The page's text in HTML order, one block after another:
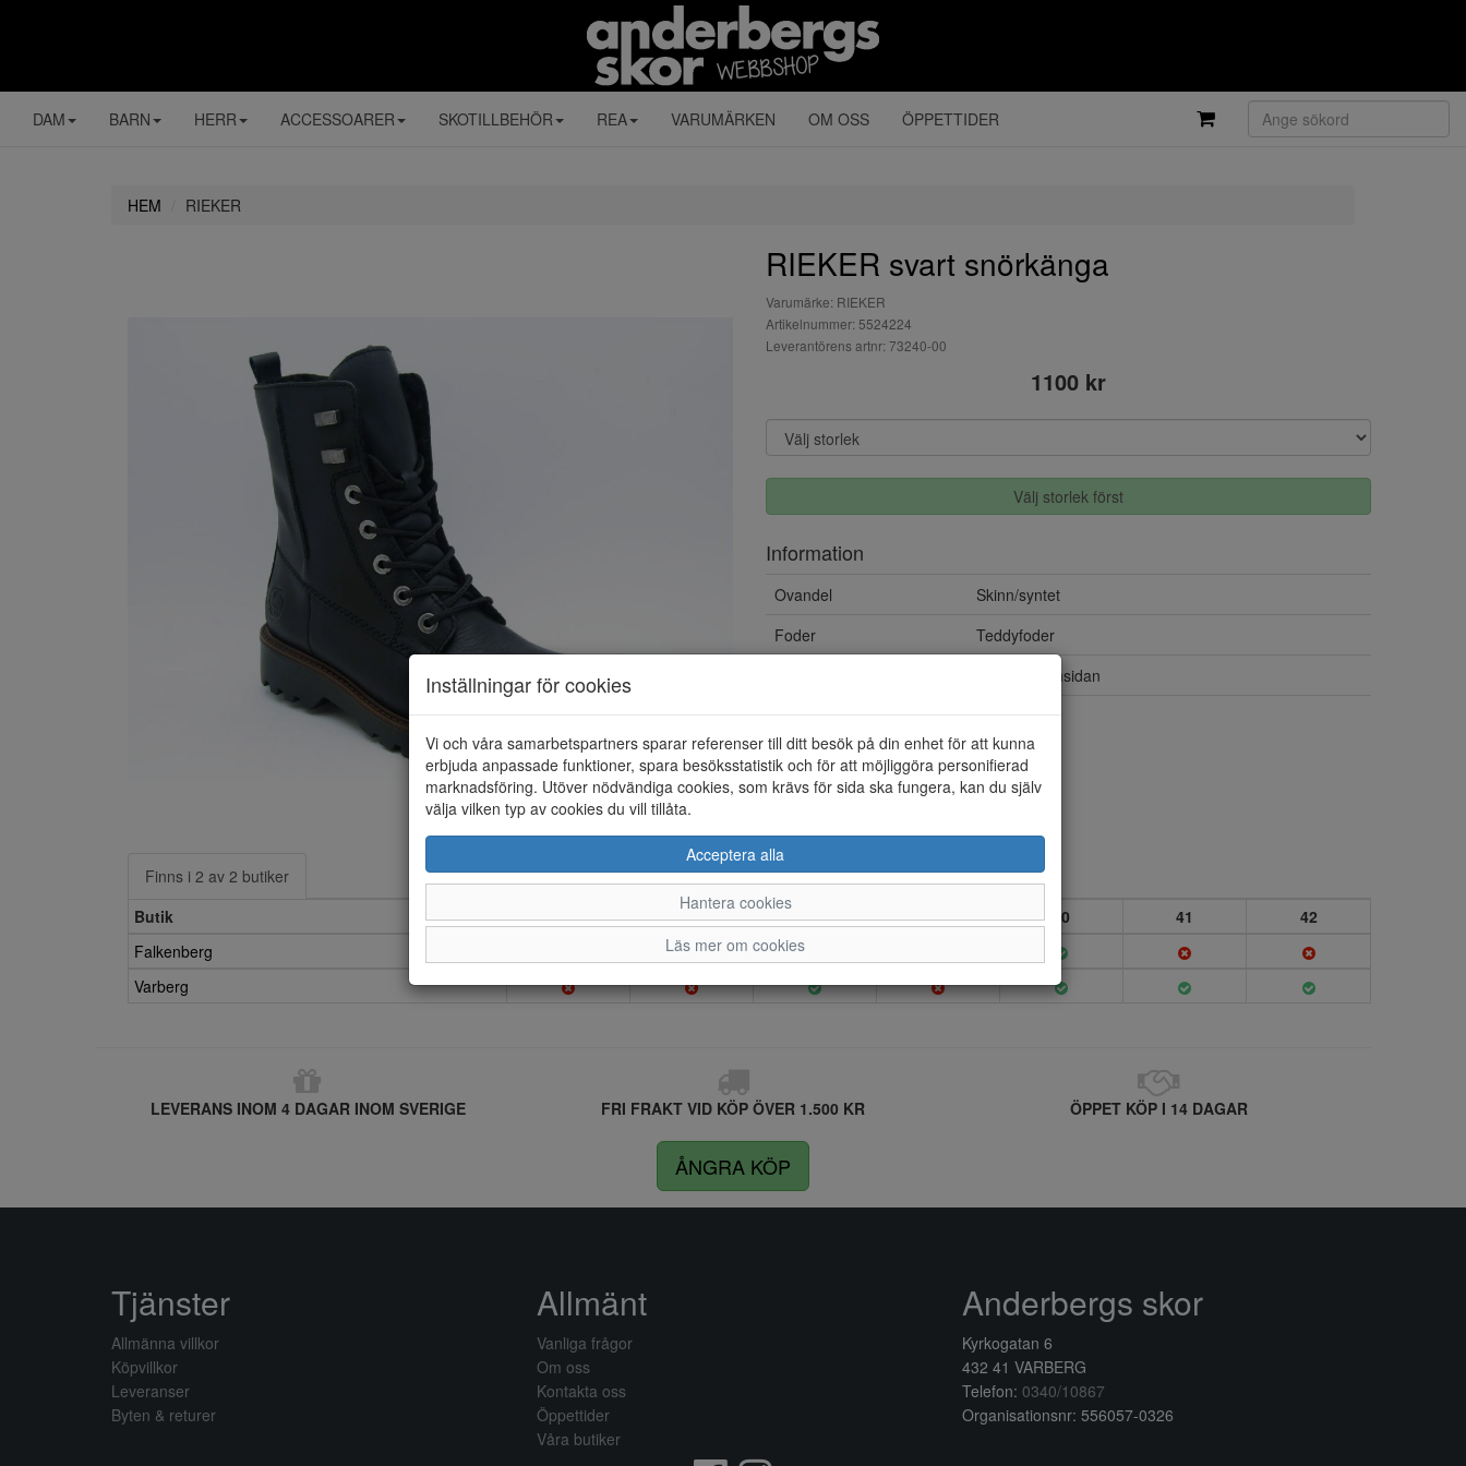
DAM BARN HERR ACCESSOARER SKOTILLBEHÖR REA VARUMÄRKEN OM OSS ÖPPETTIDER
HEM RIEKER
RIEKER svart snörkänga
Varumärke: RIEKER
Artikelnummer: 5524224
Leverantörens artnr: 73240-00
1100 kr
Välj storlek först
Information
Ovandel
Skinn/syntet
Foder
Teddyfoder
Dragkedja insidan
Löstagbar innersula
Ja
Finns i 2 av 2 butiker
Butik
36 37 38 39 40 41
42
Falkenberg
Varberg
LEVERANS INOM 4 DAGAR INOM SVERIGE FRI FRAKT VID KÖP ÖVER 1.500 KR ÖPPET KÖP I 14 DAGAR
ÅNGRA KÖP
Inställningar för cookies
Vi och våra samarbetspartners sparar referenser till ditt besök på din enhet för att kunna
erbjuda anpassade funktioner, spara besöksstatistik och för att möjliggöra personifierad
marknadsföring. Utöver nödvändiga cookies, som krävs för sida ska fungera, kan du själv
välja vilken typ av cookies du vill tillåta.
Acceptera alla
Hantera cookies
Läs mer om cookies
Tjänster
Allmänna villkor
Köpvillkor
Leveranser
Byten & returer
Allmänt
Vanliga frågor
Om oss
Kontakta oss
Öppettider
Våra butiker
Anderbergs skor
Kyrkogatan 6
432 41 VARBERG
Telefon: 0340/10867
Organisationsnr: 556057-0326